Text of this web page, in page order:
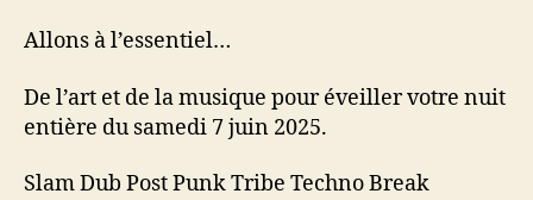
Allons à l’essentiel…
De l’art et de la musique pour éveiller votre nuit
entière du samedi 7 juin 2025.
Slam Dub Post Punk Tribe Techno Break